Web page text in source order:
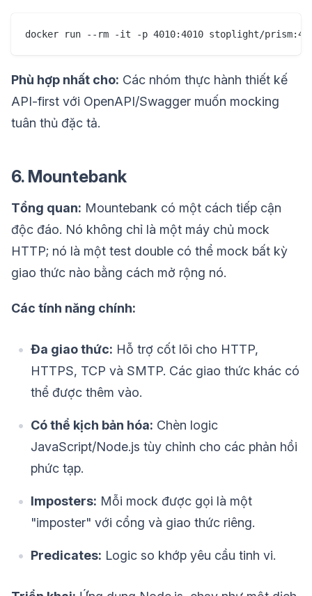
Phù hợp nhất cho: Các nhóm thực hành thiết kế
API-first với OpenAPI/Swagger muốn mocking
tuân thủ đặc tả.
6. Mountebank
Tổng quan: Mountebank có một cách tiếp cận
độc đáo. Nó không chỉ là một máy chủ mock
HTTP; nó là một test double có thể mock bất kỳ
giao thức nào bằng cách mở rộng nó.
Các tính năng chính:
Đa giao thức: Hỗ trợ cốt lõi cho HTTP,
HTTPS, TCP và SMTP. Các giao thức khác có
thể được thêm vào.
Có thể kịch bản hóa: Chèn logic
JavaScript/Node.js tùy chỉnh cho các phản hồi
phức tạp.
Imposters: Mỗi mock được gọi là một
"imposter" với cổng và giao thức riêng.
Predicates: Logic so khớp yêu cầu tinh vi.